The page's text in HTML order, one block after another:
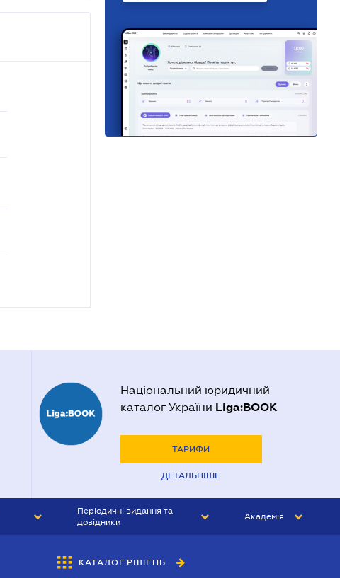
Національний юридичний
каталог України Liga:BOOK
ТАРИФИ
ДЕТАЛЬНІШЕ
Періодичні видання та
довідники
БУХГАЛТЕР&ЗАКОН
Академія
КАТАЛОГ РІШЕНЬ